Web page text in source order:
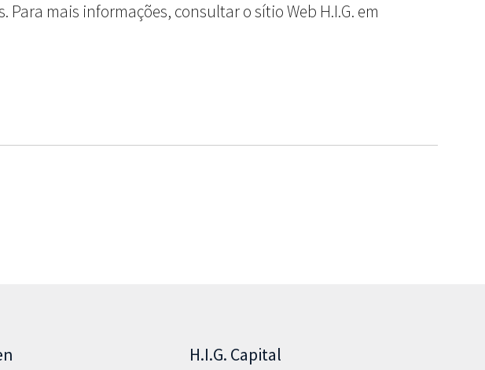
mais informações, consultar o sítio Web H.I.G. em
H.I.G. Capital